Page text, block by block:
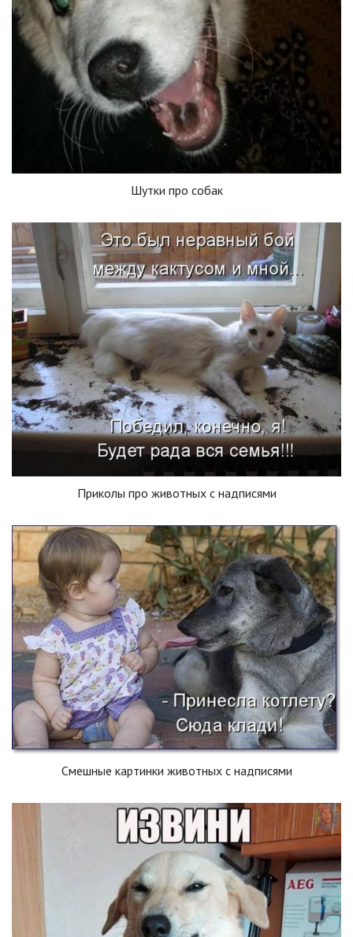
Шутки про собак
Приколы про животных с надписями
Смешные картинки животных с надписями